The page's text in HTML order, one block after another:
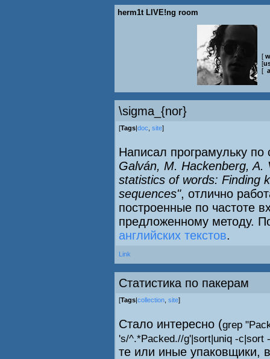
herm1t LIVE!ng room
[
[
[
\sigma_{nor}
[Tags doc site]
Написал програмульку по
Galván, M. Hackenberg, A.
statistics of words: Finding
sequences", отлично
построенные по частоте
предложенному методу.
английских текстов.
Link
Статистика по пакерам
[Tags|collection site]
Стало интересно (grep
's/^.*Packed.//g'|sort|uniq -c|sort
те или иные упаковщики,